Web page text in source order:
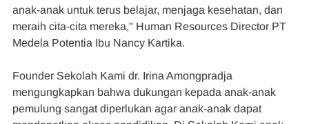
anak-anak untuk terus belajar, menjaga kesehatan, dan
meraih cita-cita mereka," Human Resources Director PT
Medela Potentia Ibu Nancy Kartika.
Founder Sekolah Kami dr. Irina Amongpradja
mengungkapkan bahwa dukungan kepada anak-anak
pemulung sangat diperlukan agar anak-anak dapat